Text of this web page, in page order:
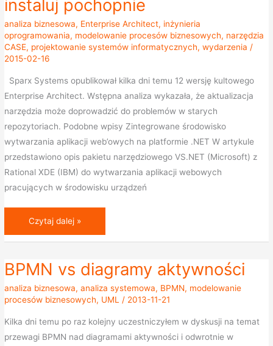
instaluj pochopnie
analiza biznesowa, Enterprise Architect, inżynieria
oprogramowania, modelowanie procesów biznesowych, narzędzia
CASE, projektowanie systemów informatycznych,wydarzenia /
2015-02-16
Sparx Systems opublikował kilka dni temu 12 wersję kultowego
Enterprise Architect. Wstępna analiza wykazała, że aktualizacja
narzędzia może doprowadzić do problemów w starych
repozytoriach. Podobne wpisy Zintegrowane środowisko
wytwarzania aplikacji web’owych na platformie .NET W artykule
przedstawiono opis pakietu narzędziowego VS.NET (Microsoft) z
Rational XDE (IBM) do wytwarzania aplikacji webowych
pracujących w środowisku urządzeń
12
–
nie
instaluj
Czytaj dalej »
BPMN vs diagramy aktywności
analiza biznesowa,analiza systemowa, BPMN, modelowanie
procesów biznesowych, UML / 2013-11-21
Kilka dni temu po raz kolejny uczestniczyłem w dyskusji na temat
przewagi BPMN nad diagramami aktywności i odwrotnie w
BPMN
diagramy